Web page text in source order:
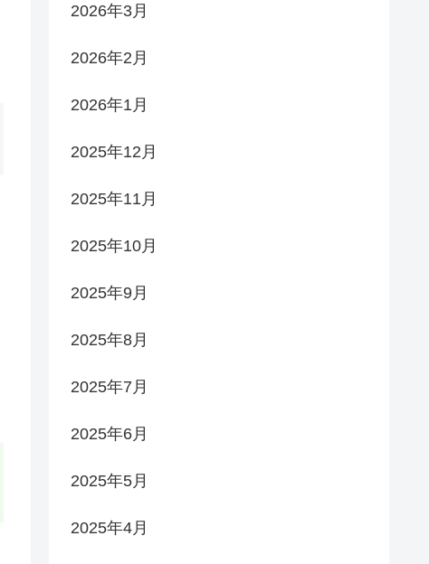
2026年3月
2026年2月
2026年1月
2025年12月
2025年11月
2025年10月
2025年9月
2025年8月
2025年7月
2025年6月
2025年5月
2025年4月